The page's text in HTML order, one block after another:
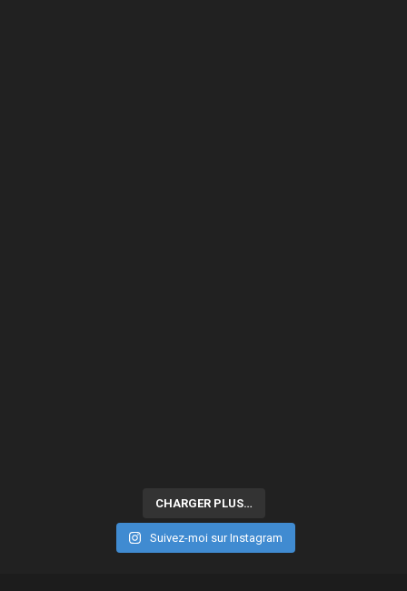
CHARGER PLUS…
Suivez-moi sur Instagram